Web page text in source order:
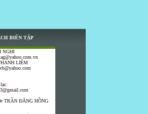
BIÊN TẬP
NGHI
LIÊM
TRẦN ĐĂNG HỒNG